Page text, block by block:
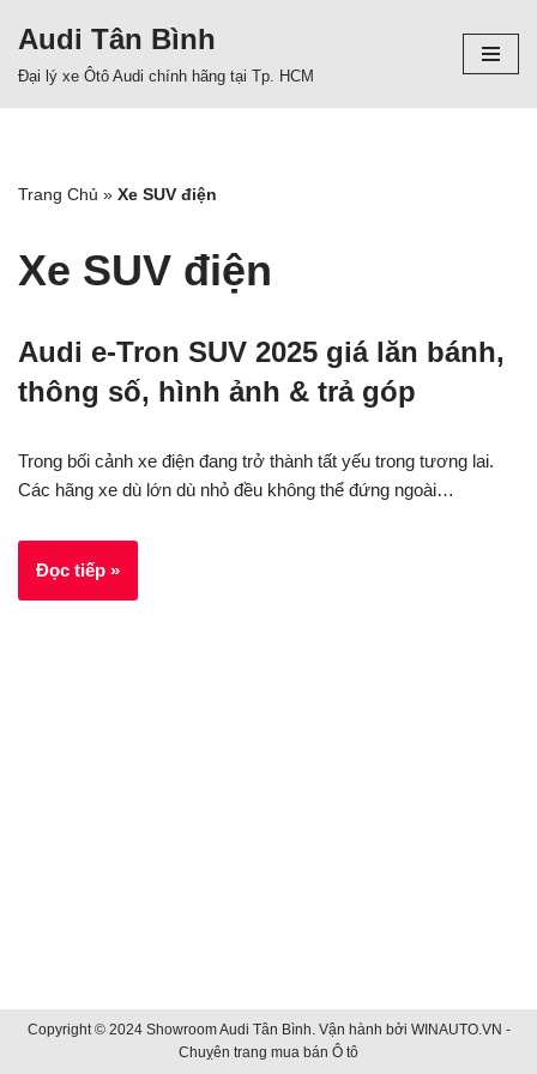
Audi Tân Bình
Đại lý xe Ôtô Audi chính hãng tại Tp. HCM
Trang Chủ » Xe SUV điện
Xe SUV điện
Audi e-Tron SUV 2025 giá lăn bánh,
thông số, hình ảnh & trả góp
Trong bối cảnh xe điện đang trở thành tất yếu trong tương lai.
Các hãng xe dù lớn dù nhỏ đều không thể đứng ngoài…
Đọc tiếp »
Copyright © 2024 Showroom Audi Tân Bình. Vận hành bởi WINAUTO.VN -
Chuỵên trang mua bán Ô tô